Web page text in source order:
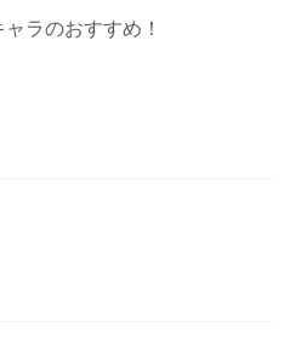
ャラのおすすめ！